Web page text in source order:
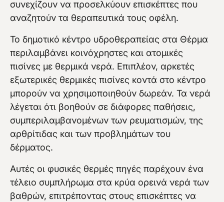
συνεχίζουν να προσελκύουν επισκέπτες που
αναζητούν τα θεραπευτικά τους οφέλη.
Το δημοτικό κέντρο υδροθεραπείας στα Θέρμα
περιλαμβάνει κοινόχρηστες και ατομικές
πισίνες με θερμικά νερά. Επιπλέον, αρκετές
εξωτερικές θερμικές πισίνες κοντά στο κέντρο
μπορούν να χρησιμοποιηθούν δωρεάν. Τα νερά
λέγεται ότι βοηθούν σε διάφορες παθήσεις,
συμπεριλαμβανομένων των ρευματισμών, της
αρθρίτιδας και των προβλημάτων του
δέρματος.
Αυτές οι φυσικές θερμές πηγές παρέχουν ένα
τέλειο συμπλήρωμα στα κρύα ορεινά νερά των
βαθρών, επιτρέποντας στους επισκέπτες να